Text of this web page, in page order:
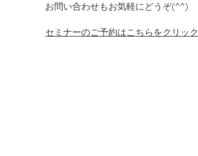
お問い合わせもお気軽にどうぞ(^^)
セミナーのご予約はこちらをクリック